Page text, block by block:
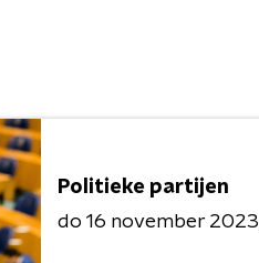
Politieke partijen
do 16 november 2023